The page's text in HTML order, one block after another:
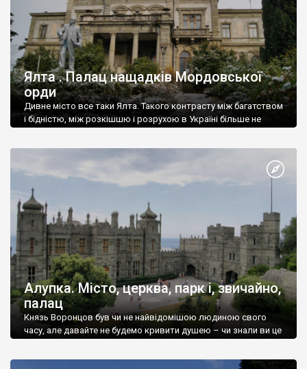
Ялта . Палац нащадків Мордовської
орди
Дивне місто все таки Ялта. Такого контрасту між багатством
і бідністю, між розкішшю і розрухою в Україні більше не
Алупка. Місто, церква, парк і, звичайно,
палац
Князь Воронцов був чи не найвідомішою людиною свого
часу, але давайте не будемо кривити душею – чи знали ви це